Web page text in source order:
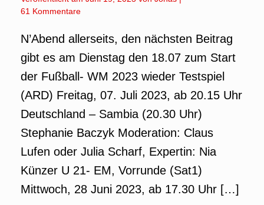
61 Kommentare
N’Abend allerseits, den nächsten Beitrag
gibt es am Dienstag den 18.07 zum Start
der Fußball- WM 2023 wieder Testspiel
(ARD) Freitag, 07. Juli 2023, ab 20.15 Uhr
Deutschland – Sambia (20.30 Uhr)
Stephanie Baczyk Moderation: Claus
Lufen oder Julia Scharf, Expertin: Nia
Künzer U 21- EM, Vorrunde (Sat1)
Mittwoch, 28 Juni 2023, ab 17.30 Uhr […]